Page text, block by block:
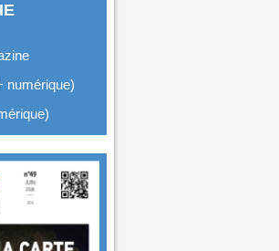
numérique)